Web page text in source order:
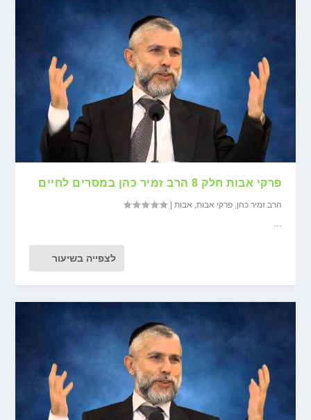
פרקי אבות חלק 8 הרב זמיר כהן במסרים לחיים
הרב זמיר כהן,פרקי אבות, אבות |
...
לצפייה בשיעור